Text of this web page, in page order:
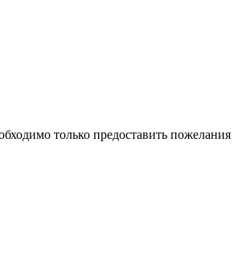
только предоставить пожелания